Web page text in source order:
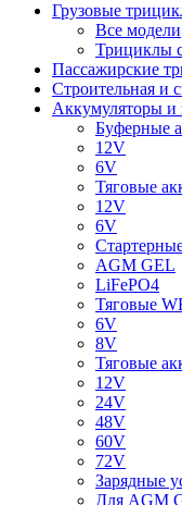
Грузовые
Все модели
Трициклы
Пассажирские
Строительная и
Аккумуляторы и
Буферные
12V
6V
Тяговые
12V
6V
AGM GEL
LiFePO4
Тяговые
6V
8V
Тяговые
12V
24V
48V
60V
72V
Зарядные
Для AGM